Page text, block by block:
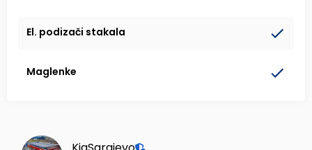
El. podizači stakala
Maglenke